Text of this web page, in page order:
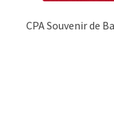
CPA Souvenir de